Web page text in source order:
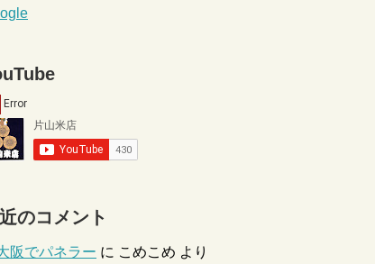
のコメント
阪でパネラー に こめこめ より